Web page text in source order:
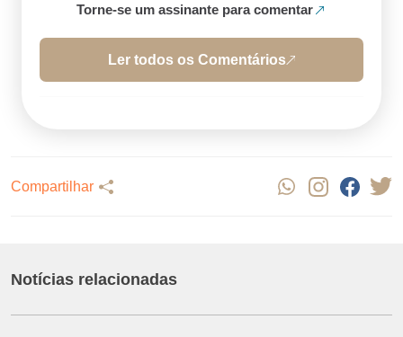
Torne-se um assinante para comentar
Ler todos os Comentários
Compartilhar
Notícias relacionadas